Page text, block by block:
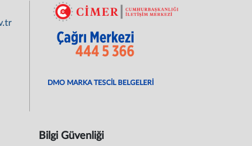
DMO MARKA TESCİL BELGELERİ
Bilgi Güvenliği